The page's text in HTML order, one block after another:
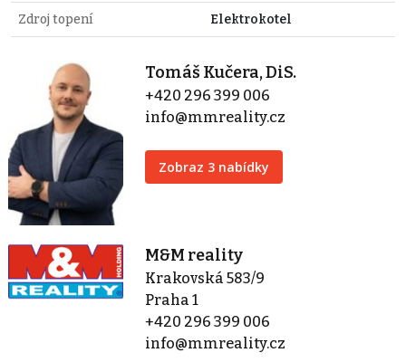
Zdroj topení Elektrokotel
Tomáš Kučera, DiS.
+420 296 399 006
info@mmreality.cz
Zobraz 3 nabídky
M&M reality
Krakovská 583/9
Praha 1
+420 296 399 006
info@mmreality.cz